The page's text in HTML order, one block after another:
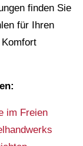
finden Sie
für Ihren
im Freien